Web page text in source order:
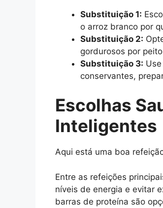
Substituição 1:
o arroz branco por
Substituição 2:
gordurosos por
Substituição 3:
conservantes,
Escolhas
Inteligentes
Aqui está uma boa
Entre as refeições
níveis de energia e evitar
barras de proteína são